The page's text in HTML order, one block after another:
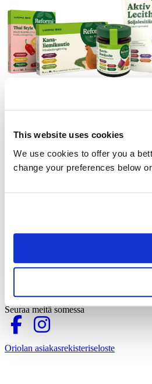
This website uses cookies
We use cookies to offer you a
change your preferences below
päivittäistavarakaupoista ja useista
Heräsikö kysymyksiä tai haluatko
Ota meihin yhteyttä!
Seuraa meitä somessa
Oriolan asiakasrekisteriseloste